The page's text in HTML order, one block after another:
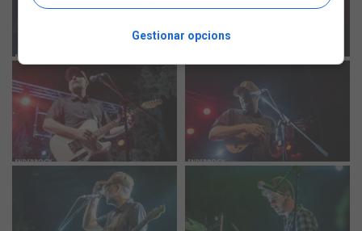
Gestionar opcions